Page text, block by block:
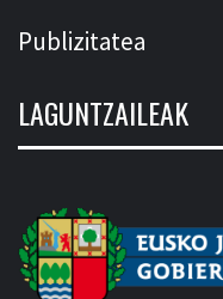
Publizitatea
LAGUNTZAILEAK